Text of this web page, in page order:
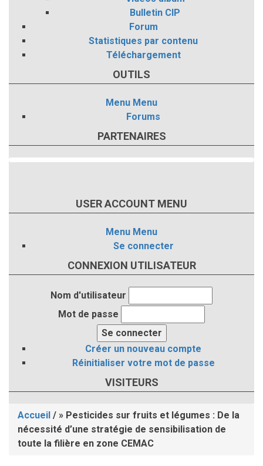
Bulletin CIP
Forum
Statistiques par contenu
Téléchargement
OUTILS
Menu Menu
Forums
PARTENAIRES
USER ACCOUNT MENU
Menu Menu
Se connecter
CONNEXION UTILISATEUR
Nom d'utilisateur
Mot de passe
Créer un nouveau compte
Réinitialiser votre mot de passe
VISITEURS
Fil
d'Ariane
Accueil /
Pesticides sur fruits et légumes : De la
nécessité d’une stratégie de sensibilisation de
toute la filière en zone CEMAC